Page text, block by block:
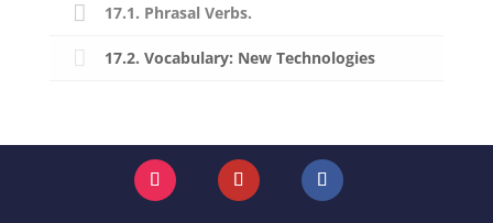
17.1. Phrasal Verbs.
17.2. Vocabulary: New Technologies
Instagram YouTube Facebook